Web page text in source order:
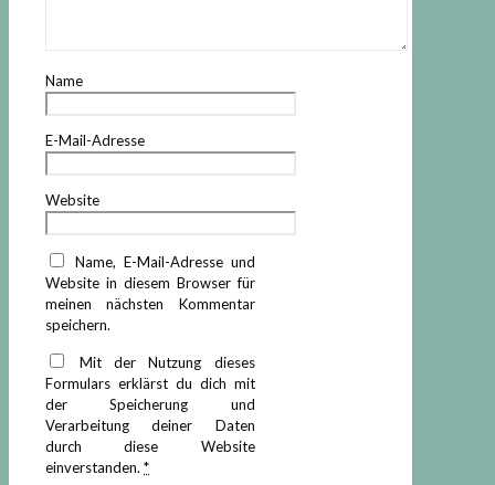
Name
E-Mail-Adresse
Website
Name, E-Mail-Adresse und
Website in diesem Browser für
meinen nächsten Kommentar
speichern.
Mit der Nutzung dieses
Formulars erklärst du dich mit
der Speicherung und
Verarbeitung deiner Daten
durch diese Website
einverstanden. *